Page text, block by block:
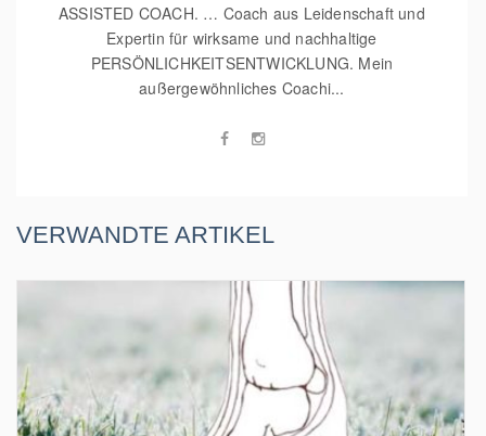
ASSISTED COACH. … Coach aus Leidenschaft und
Expertin für wirksame und nachhaltige
PERSÖNLICHKEITSENTWICKLUNG. Mein
außergewöhnliches Coachi...
VERWANDTE ARTIKEL